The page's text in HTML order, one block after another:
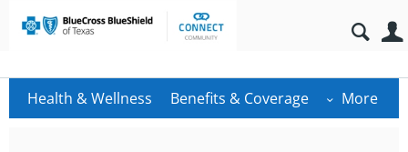
Health & Wellness Benefits & Coverage More